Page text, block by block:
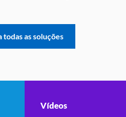
todas as soluções
Vídeos